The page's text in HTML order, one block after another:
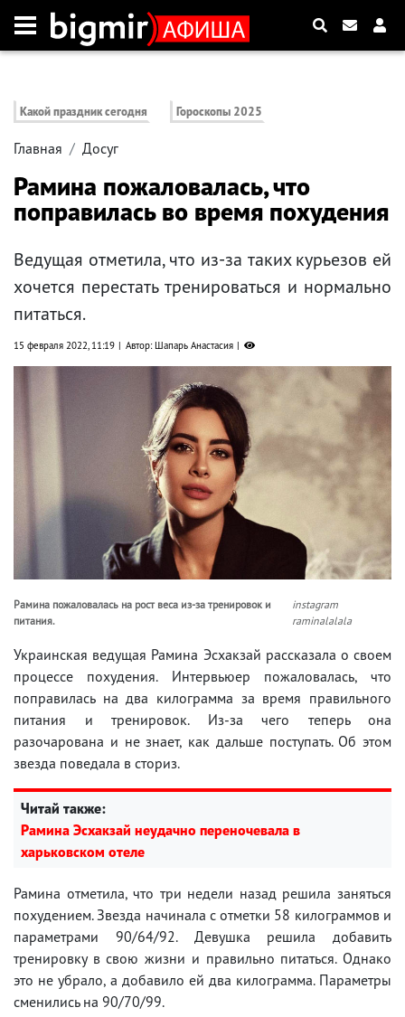
Какой праздник сегодня Гороскопы 2025
Главная Досуг
Рамина пожаловалась, что
поправилась во время похудения
Ведущая отметила, что из-за таких курьезов ей
хочется перестать тренироваться и нормально
питаться.
15 февраля 2022, 11:19 Автор: Шапарь Анастасия
Рамина пожаловалась на рост веса из-за тренировок и
питания.
instagram
raminalalala
Украинская ведущая Рамина Эсхакзай рассказала о своем
процессе похудения. Интервьюер пожаловалась, что
поправилась на два килограмма за время правильного
питания и тренировок. Из-за чего теперь она
разочарована и не знает, как дальше поступать. Об этом
звезда поведала в сториз.
Читай также:
Рамина Эсхакзай неудачно переночевала в
харьковском отеле
Рамина отметила, что три недели назад решила заняться
похудением. Звезда начинала с отметки 58 килограммов и
параметрами 90/64/92. Девушка решила добавить
тренировку в свою жизни и правильно питаться. Однако
это не убрало, а добавило ей два килограмма. Параметры
сменились на 90/70/99.